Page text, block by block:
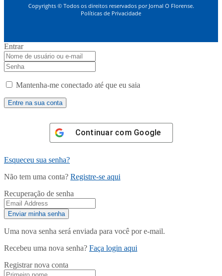
Copyrights © Todos os direitos reservados por Jornal O Florense.
Políticas de Privacidade
Entrar
Mantenha-me conectado até que eu saia
Continuar com Google
Esqueceu sua senha?
Não tem uma conta? Registre-se aqui
Recuperação de senha
Uma nova senha será enviada para você por e-mail.
Recebeu uma nova senha? Faça login aqui
Registrar nova conta